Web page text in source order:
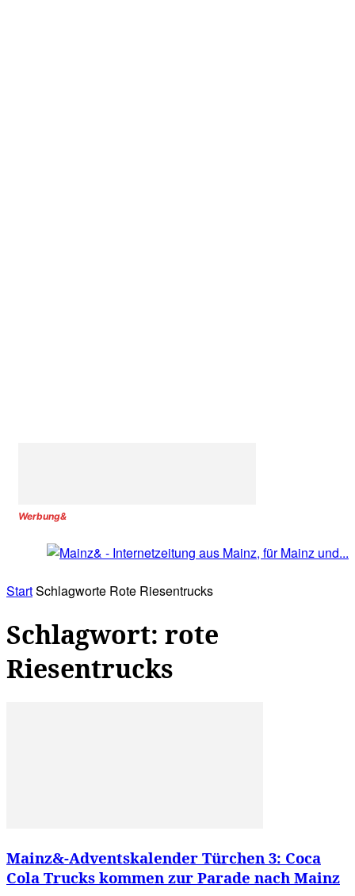
Werbung&
StartSchlagworte Rote Riesentrucks
Schlagwort: rote
Riesentrucks
Mainz&-Adventskalender Türchen 3: Coca
Cola Trucks kommen zur Parade nach Mainz